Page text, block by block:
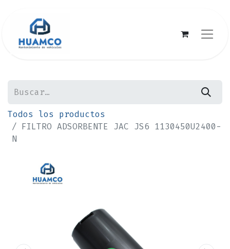
Todos los productos
FILTRO ADSORBENTE JAC JS6 1130450U2400-
N